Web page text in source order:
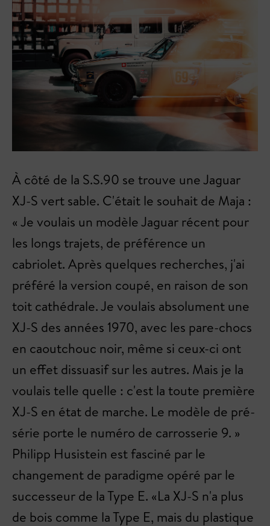
À côté de la S.S.90 se trouve une Jaguar
XJ-S vert sable. C'était le souhait de Maja :
« Je voulais un modèle Jaguar récent pour
les longs trajets, de préférence un
cabriolet. Après quelques recherches, j'ai
préféré la version coupé, en raison de son
toit cathédrale. Je voulais absolument une
XJ-S des années 1970, avec les pare-chocs
en caoutchouc noir, même si ceux-ci ont
un effet dissuasif sur les autres. Mais je la
voulais telle quelle : c'est la toute première
XJ-S en état de marche. Le modèle de pré-
série porte le numéro de carrosserie 9. »
Philipp Husistein est fasciné par le
changement de paradigme opéré par le
successeur de la Type E. «La XJ-S n'a plus
de bois comme la Type E, mais du plastique